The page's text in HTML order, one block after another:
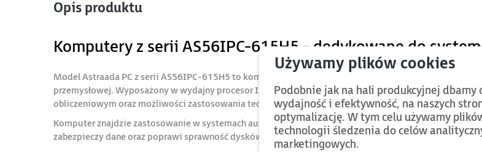
Opis produktu
Komputery z serii AS56IPC-615H5 - dedykowane do
Model Astraada PC z serii AS56IPC-615H5 to komputer przemysłowy w obudowie 4U do szafy rack
przemysłowej. Wyposażony w wydajny procesor Intel® 12/13 generacji zapewnia optymalne
obliczeniowym oraz możliwości zastosowania technologia RAID 0/1/5/10, AS56IPC-615H5
Komputer znajdzie zastosowanie w systemach automatyki przemysłowej, systemach sterowania
zabezpieczy dane oraz poprawi sprawność dysków.
Podobnie jak na hali produkcyjnej dbamy
wydajność i efektywność, na naszych
optymalizację. W tym celu używamy
technologii śledzenia do celów
marketingowych.